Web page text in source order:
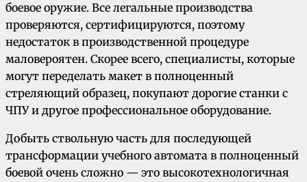
боевое оружие. Все легальные производства
проверяются, сертифицируются, поэтому
недостаток в производственной процедуре
маловероятен. Скорее всего, специалисты, которые
могут переделать макет в полноценный
стреляющий образец, покупают дорогие станки с
ЧПУ и другое профессиональное оборудование.
Добыть ствольную часть для последующей
трансформации учебного автомата в полноценный
боевой очень сложно — это высокотехнологичная